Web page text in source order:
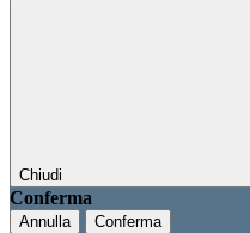
Chiudi
Conferma
Annulla Conferma